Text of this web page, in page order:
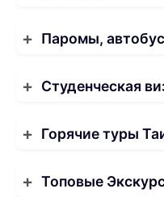
Паромы,
Студенческая
Горячие туры
Топовые